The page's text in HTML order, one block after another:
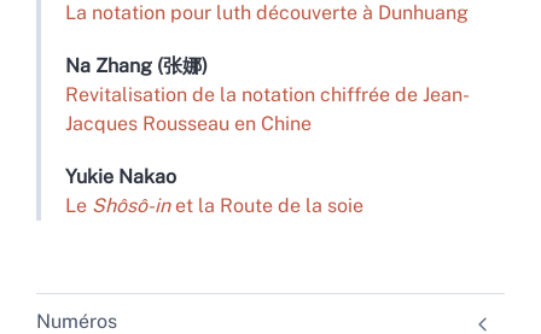
La notation pour luth découverte à Dunhuang
Na Zhang (张娜)
Revitalisation de la notation chiffrée de Jean-
Jacques Rousseau en Chine
Yukie Nakao
Le Shôsô-inet la Route de la soie
Numéros